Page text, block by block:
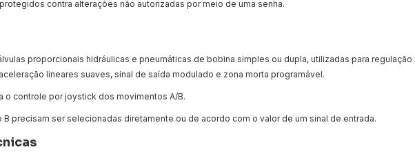
contra alterações não autorizadas por meio de uma senha.
proporcionais hidráulicas e pneumáticas de bobina simples ou dupla, utilizadas para
lineares suaves, sinal de saída modulado e zona morta programável.
o controle por joystick dos movimentos A/B.
B precisam ser selecionadas diretamente ou de acordo com o valor de um sinal de entrada.